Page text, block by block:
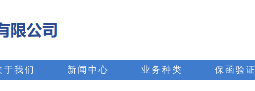
于我们 新闻中心 业务种类 保函验证